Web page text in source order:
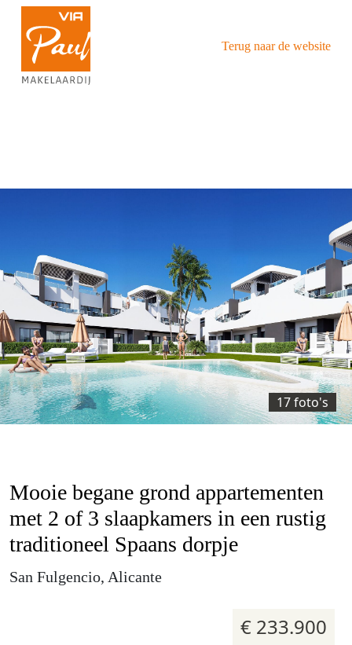
Terug naar de website
17 foto's
Mooie begane grond appartementen
met 2 of 3 slaapkamers in een rustig
traditioneel Spaans dorpje
San Fulgencio, Alicante
€ 233.900